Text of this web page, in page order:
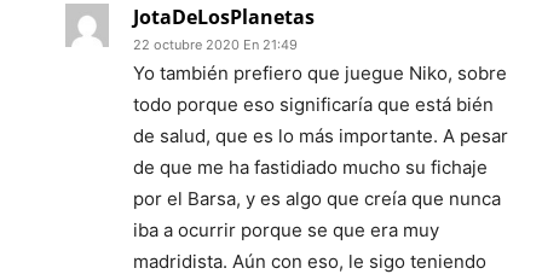
JotaDeLosPlanetas
22 octubre 2020 En 21:49
Yo también prefiero que juegue Niko, sobre
todo porque eso significaría que está bién
de salud, que es lo más importante. A pesar
de que me ha fastidiado mucho su fichaje
por el Barsa, y es algo que creía que nunca
iba a ocurrir porque se que era muy
madridista. Aún con eso, le sigo teniendo